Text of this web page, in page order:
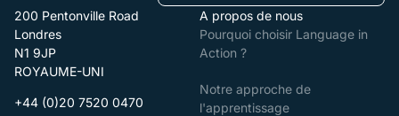
200 Pentonville Road
Londres
N1 9JP
ROYAUME-UNI
+44 (0)20 7520 0470
A propos de nous
Pourquoi choisir Language in
Action ?
Notre approche de
l'apprentissage